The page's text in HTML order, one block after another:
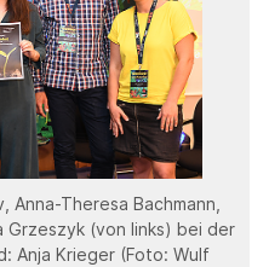
Theresa Bachmann,
Grzeszyk (von links) bei der
Anja Krieger (Foto: Wulf